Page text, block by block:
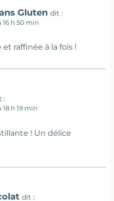
Gluten dit :
16 h 50 min
raffinée à la fois !
:
18 h 19 min
! Un délice
dit :